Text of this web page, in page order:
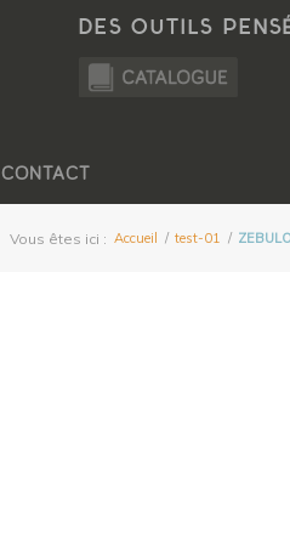
DES OUTILS
CONTACT
Vous êtes ici : Accueil / test-01 /